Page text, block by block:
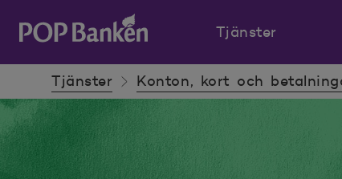
POP banken, till hemsidan
Tjänster
Tjänster Konton, kort och